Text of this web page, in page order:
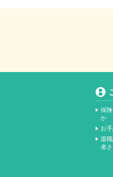
保
か
お
退
者